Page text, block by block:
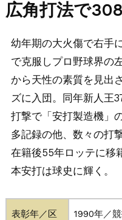
広角打法で
幼年期の大火傷で右手
で克服しプロ野球界の
から天性の素質を見
ズに入団。同年新人王
打撃で「安打製造機」
多記録の他、数々の打
在籍後55年ロッテに移
本安打は球史に輝く。
表彰年／区
1990年／